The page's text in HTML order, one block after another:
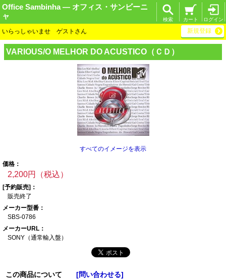
Office Sambinha ― オフィス・サンビーニ
ャ
ログイン
カート
検索
いらっしゃいませ ゲストさん 新規登録
VARIOUS/O MELHOR DO ACUSTICO（Ｃ Ｄ）
すべてのイメージを表示
価格：
2,200円（税込）
[予約販売]：
販売終了
メーカー型番：
SBS-0786
メーカーURL：
SONY（通常輸入盤）
この商品について [問い合わせる]